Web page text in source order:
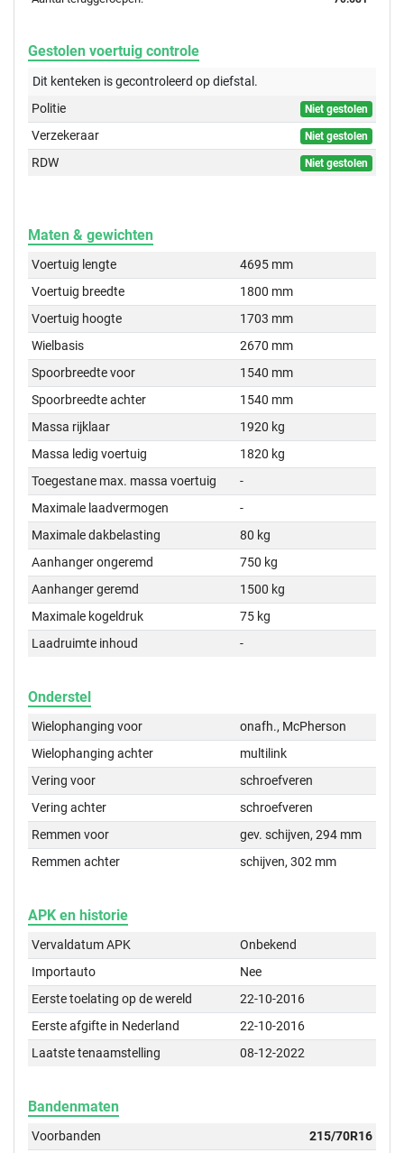
Gestolen voertuig controle
Dit kenteken is gecontroleerd opdiefstal.
Politie
Niet gestolen
Verzekeraar Niet gestolen
RDW Niet gestolen
Maten & gewichten
Voertuig lengte
4695 mm
Voertuig breedte
1800 mm
Voertuig hoogte
1703 mm
Wielbasis
2670 mm
Spoorbreedte voor
1540 mm
Spoorbreedte achter
1540 mm
Massa rijklaar
1920 kg
Massa ledig voertuig
1820 kg
Toegestane max. massa voertuig
-
Maximale laadvermogen
-
Maximale dakbelasting
80 kg
Aanhanger ongeremd
750 kg
Aanhanger geremd
1500 kg
Maximale kogeldruk
75 kg
Laadruimte inhoud
-
Onderstel
Wielophanging voor
onafh., McPherson
Wielophanging achter
multilink
Vering voor
schroefveren
Vering achter
schroefveren
Remmen voor
gev. schijven, 294 mm
Remmen achter
schijven, 302 mm
APK en historie
Vervaldatum APK
Onbekend
Importauto
Nee
Eerste toelating op de wereld
22-10-2016
Eerste afgifte in Nederland
22-10-2016
Laatste tenaamstelling
08-12-2022
Bandenmaten
Voorbanden 215/70R16